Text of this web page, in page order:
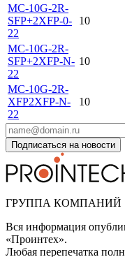
MC-10G-2R-
SFP+2XFP-0-
22
10
MC-10G-2R-
SFP+2XFP-N-
22
10
MC-10G-2R-
XFP2XFP-N-
22
10
Подписаться на новости
ГРУППА КОМПАНИЙ
Вся информация
«Проинтех».
Любая перепечатка